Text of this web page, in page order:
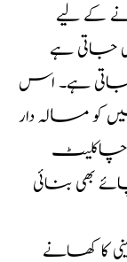
کے لیے
جاتی ہے
ہے۔ اس
مسالہ دار
چاکلیٹ
بھی بنائی
کا کھانے